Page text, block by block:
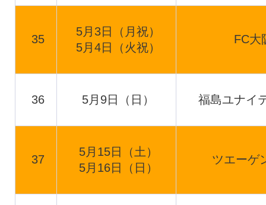
35
5月3日（月祝）
5月4日（火祝）
FC大
36 5月9日（日） 福島ユナイ
37
5月15日（土）
5月16日（日）
ツエーゲ